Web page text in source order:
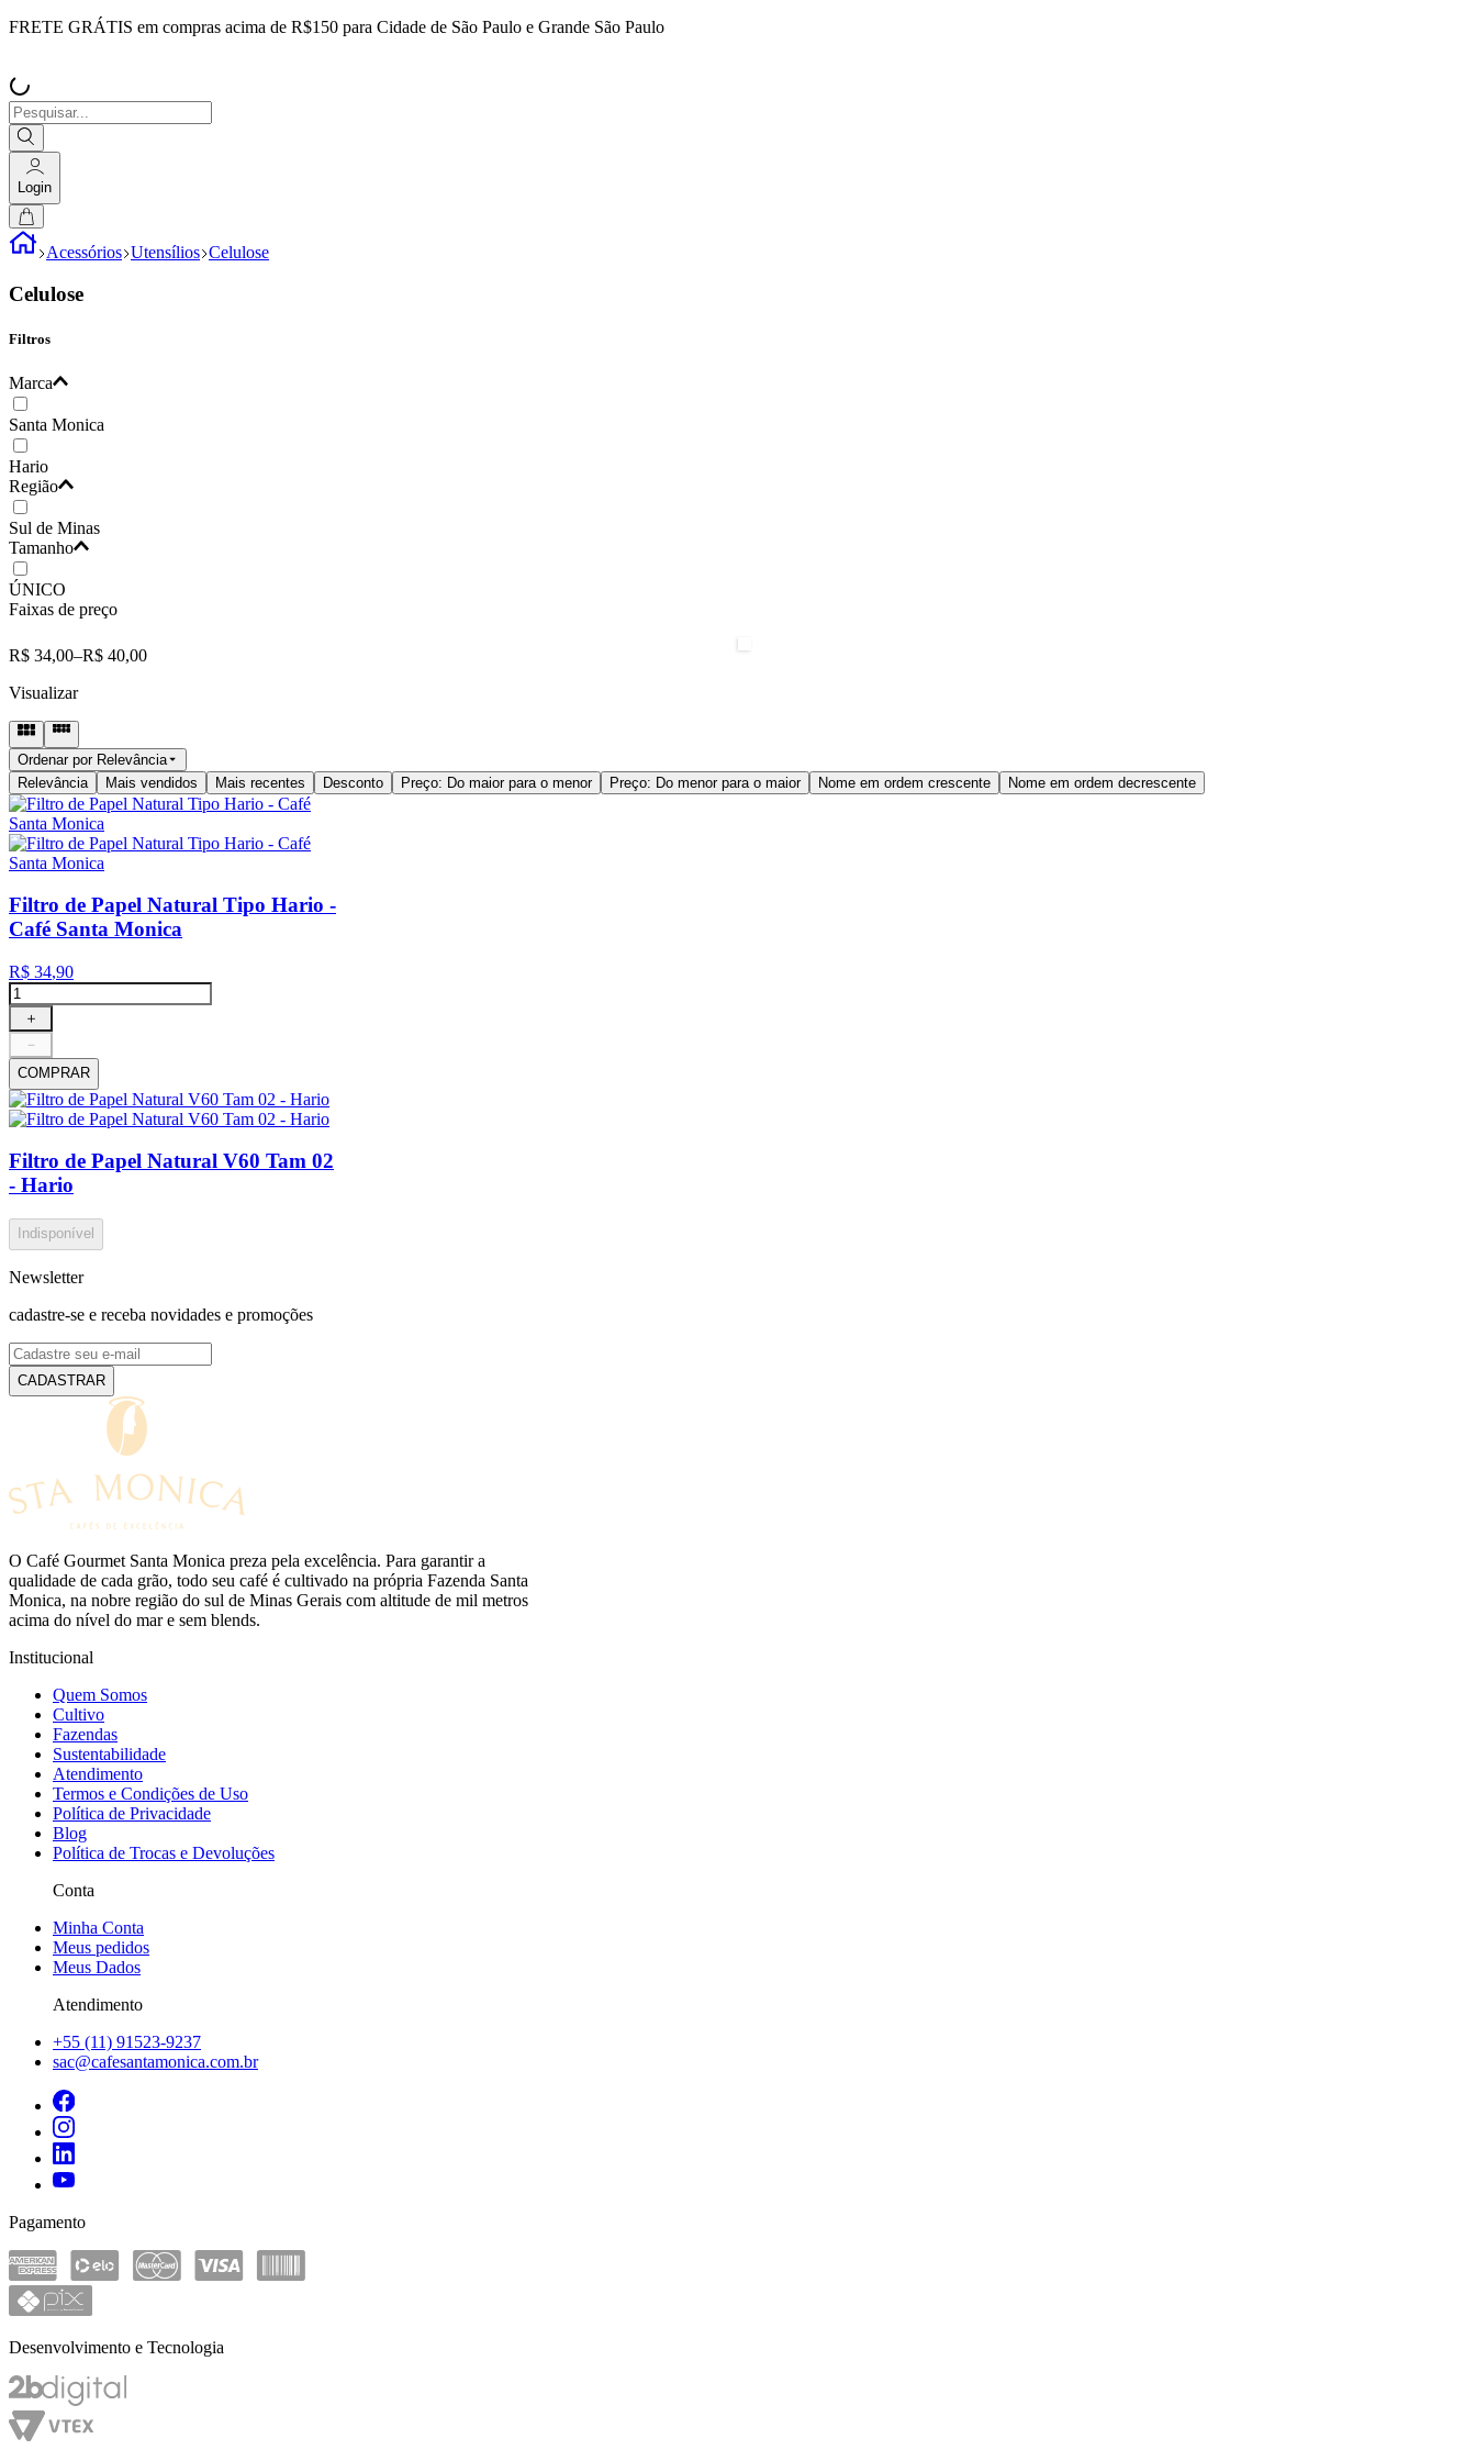
FRETE GRÁTIS em compras acima de R$150 para Cidade de São Paulo e Grande São Paulo
Login
Acessórios Utensílios Celulose
Celulose
Filtros
Marca
Santa Monica
Hario
Região
Sul de Minas
Tamanho
ÚNICO
Faixas de preço
R$ 34,00–R$ 40,00
Visualizar
Ordenar por Relevância
Relevância
Mais vendidos Mais recentes Desconto Preço: Do maior para o menor Preço: Do menor para o maior Nome em ordem crescente Nome em ordem decrescente
Filtro de Papel Natural Tipo Hario -
Café Santa Monica
R$ 34,90
＋
－
COMPRAR
Filtro de Papel Natural V60 Tam 02
- Hario
Indisponível
Newsletter
cadastre-se e receba novidades e promoções
CADASTRAR
O Café Gourmet Santa Monica preza pela excelência. Para garantir a
qualidade de cada grão, todo seu café é cultivado na própria Fazenda Santa
Monica, na nobre região do sul de Minas Gerais com altitude de mil metros
acima do nível do mar e sem blends.
Institucional
Quem Somos
Cultivo
Fazendas
Sustentabilidade
Atendimento
Termos e Condições de Uso
Política de Privacidade
Blog
Política de Trocas e Devoluções
Conta
Minha Conta
Meus pedidos
Meus Dados
Atendimento
+55 (11) 91523-9237
sac@cafesantamonica.com.br
Pagamento
Desenvolvimento e Tecnologia